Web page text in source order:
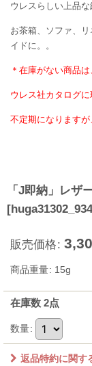
ウレスらしい上品な
お茶箱、ソファ、
イドに。。
＊在庫がない商品
ウレス社カタログ
不定期になりますが
「J即納」レザ
[
販売価格:
商品重量: 15g
在庫数 2点
数量:
返品特約に関す